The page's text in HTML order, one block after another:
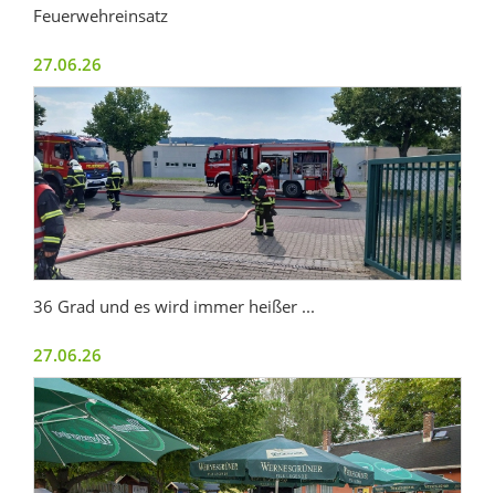
Feuerwehreinsatz
27.06.26
36 Grad und es wird immer heißer ...
27.06.26